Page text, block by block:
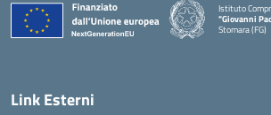
Istituto
"Giovanni
Stornara (FG)
Link Esterni